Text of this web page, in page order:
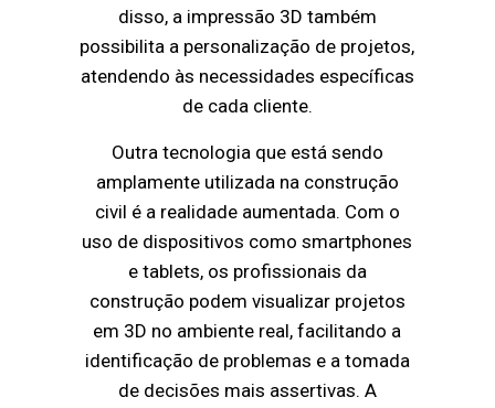
disso, a impressão 3D também
possibilita a personalização de projetos,
atendendo às necessidades específicas
de cada cliente.
Outra tecnologia que está sendo
amplamente utilizada na construção
civil é a realidade aumentada. Com o
uso de dispositivos como smartphones
e tablets, os profissionais da
construção podem visualizar projetos
em 3D no ambiente real, facilitando a
identificação de problemas e a tomada
de decisões mais assertivas. A